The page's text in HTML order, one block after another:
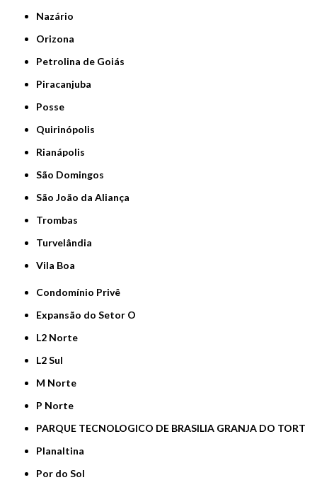
Nazário
Orizona
Petrolina de Goiás
Piracanjuba
Posse
Quirinópolis
Rianápolis
São Domingos
São João da Aliança
Trombas
Turvelândia
Vila Boa
Condomínio Privê
Expansão do Setor O
L2 Norte
L2 Sul
M Norte
P Norte
PARQUE TECNOLOGICO DE BRASILIA GRANJA DO TORT
Planaltina
Por do Sol